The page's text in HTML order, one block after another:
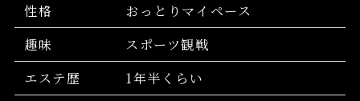
性格
おっとりマイペース
趣味
スポーツ観戦
エステ歴
1年半くらい